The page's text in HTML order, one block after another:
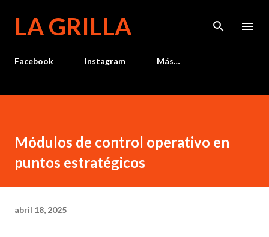
LA GRILLA
Facebook Instagram Más…
Módulos de control operativo en
puntos estratégicos
abril 18, 2025